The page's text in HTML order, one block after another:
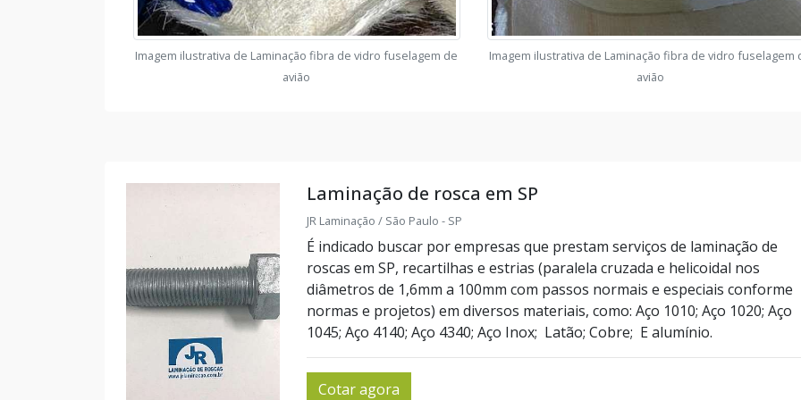
Imagem ilustrativa de Laminação fibra de vidro fuselagem de
avião
Imagem ilustrativa de Laminação fibra de vidro fuselagem
avião
Laminação de rosca em SP
JR Laminação / São Paulo - SP
É indicado buscar por empresas que prestam serviços de laminação de
roscas em SP, recartilhas e estrias (paralela cruzada e helicoidal nos
diâmetros de 1,6mm a 100mm com passos normais e especiais conforme
normas e projetos) em diversos materiais, como: Aço 1010; Aço 1020; Aço
1045; Aço 4140; Aço 4340; Aço Inox; Latão; Cobre; E alumínio.
Cotar agora